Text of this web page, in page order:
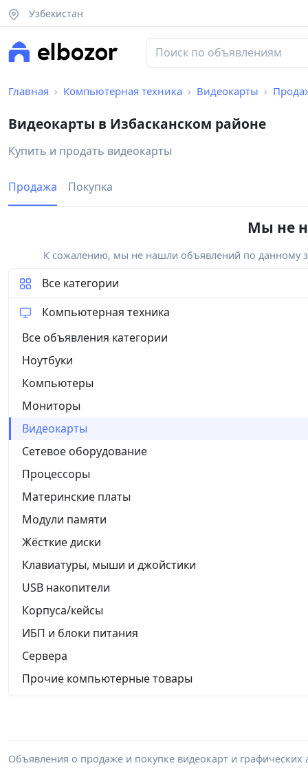
Узбекистан
Главная Компьютерная техника Видеокарты
Видеокарты в Избасканском районе
Купить и продать видеокарты
Продажа Покупка
Мы не
К сожалению, мы не нашли объявлений по данному
Все категории
Компьютерная техника
Все объявления категории
Ноутбуки
Компьютеры
Мониторы
Видеокарты
Сетевое оборудование
Процессоры
Материнские платы
Модули памяти
Жёсткие диски
Клавиатуры, мыши и джойстики
USB накопители
Корпуса/кейсы
ИБП и блоки питания
Сервера
Прочие компьютерные товары
Объявления о продаже и покупке видеокарт и графических